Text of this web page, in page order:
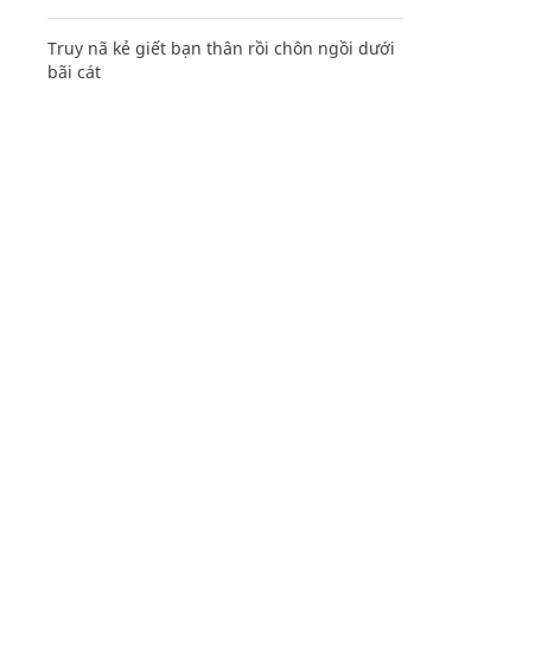
Truy nã kẻ giết bạn thân rồi chôn ngồi dưới
bãi cát